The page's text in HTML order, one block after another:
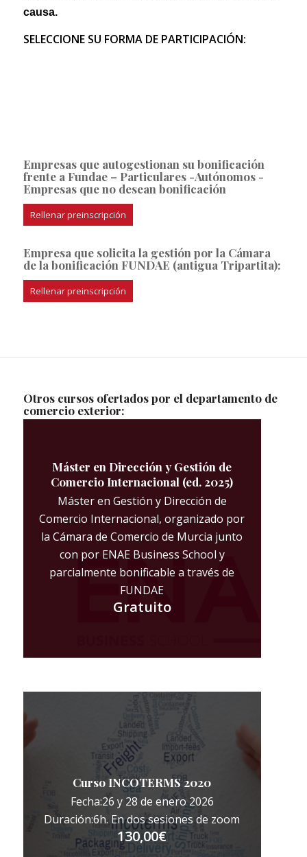
causa.
SELECCIONE SU FORMA DE PARTICIPACIÓN:
Empresas que autogestionan su bonificación
frente a Fundae – Particulares -Autónomos -
Empresas que no desean bonificación
Rellenar preinscripción
Empresa que solicita la gestión por la Cámara
de la bonificación FUNDAE (antigua Tripartita):
Rellenar preinscripción
Otros cursos ofertados por el departamento de
comercio exterior:
Máster en Dirección y Gestión de
Comercio Internacional (ed. 2025)
Máster en Gestión y Dirección de
Comercio Internacional, organizado por
la Cámara de Comercio de Murcia junto
con por ENAE Business School y
parcialmente bonificable a través de
FUNDAE
Gratuito
Curso INCOTERMS 2020
Fecha:26 y 28 de enero 2026
Duración:6h. En dos sesiones de zoom
130,00€